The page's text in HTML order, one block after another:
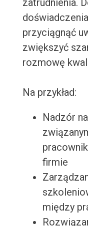
zatrudnienia.
przyciągnąć
zwiększyć
rozmowę
Na przykład:
Nadzór
firmie
między